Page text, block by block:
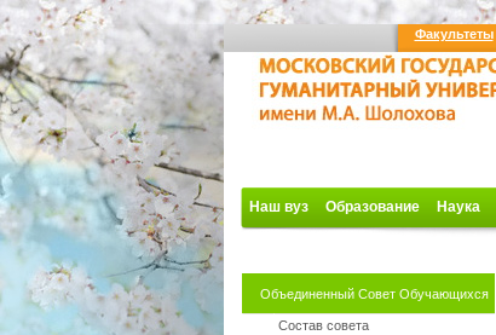
Факультеты
Наш вуз Образование Наука
Объединенный Совет Обучающихся
Состав совета